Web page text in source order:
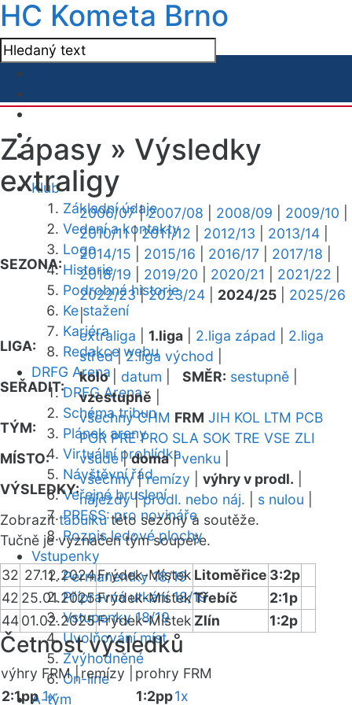
HC Kometa Brno
Klub
Základní údaje
Vedení a kontakty
Logo
Historie
Podrobná historie
Ke stažení
Kariéra
Redakce webu
DRFG Arena
DRFG Arena
Schéma tribun
Plánek areny
Virtuální prohlídka
Návštěvní řád
Veřejné bruslení
PRESS: pro novináře
Rozpis ledové plochy
Vstupenky
Permanentky 18/19
Přípravná utkání 18/19
Vstupenky 18/19
Uvolňování míst
Zvýhodněné
On-line
A-tým
Zápasy » Výsledky
extraligy
SEZONA:
2006/07|2007/08 2008/09 2009/10
2010/11|2011/12 2012/13 2013/14
2014/15
2015/16 2016/17 2017/18
2018/19
2019/20 2020/21 2021/22
2022/23|2023/24 2024/25
2025/26
|
LIGA:
extraliga 1.liga 2.liga západ
2.liga
střed|2.liga východ
SEŘADIT:
kolo| datum SMĚR: sestupně
vzestupně
TÝM:
všechny CHM FRM JIH KOL LTM PCB
POR PRE PRO SLA SOK TRE VSE ZLI
MÍSTO:
všude|doma|venku
VÝSLEDKY:
všechny|remízy výhry v prodl.
nájezdy|prodl. nebo náj. s nulou
Zobrazittabulkutéto sezóny a soutěže.
Tučně je vyznačen tým soupeře.
32 27.12.2024Frýdek-Místek Litoměřice 3:2p
42 25.01.2025Frýdek-MístekTřebíč
2:1p
4401.02.2025Frýdek-Místek Zlín 1:2p
Četnost výsledků
výhry FRM |remízy |
prohry FRM
2:1pp 1x
1:2pp1x